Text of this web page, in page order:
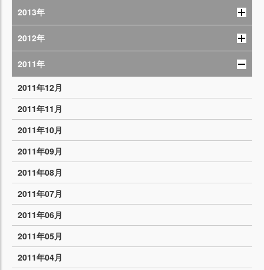
2013年
2012年
2011年
2011年12月
2011年11月
2011年10月
2011年09月
2011年08月
2011年07月
2011年06月
2011年05月
2011年04月